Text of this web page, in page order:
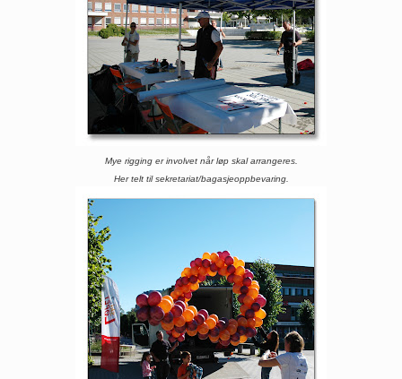
Mye rigging er involvet når løp skal arrangeres.
Her telt til sekretariat/bagasjeoppbevaring.